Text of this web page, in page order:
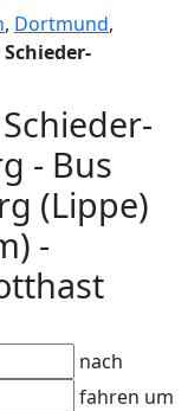
, Dortmund,
Schieder-
- Bus
(Lippe)
-
nach
fahren um